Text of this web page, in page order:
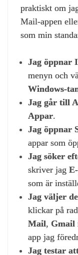
praktiskt om
Mail‑appen
som min
Jag öppnar
menyn och
Jag går till
Appar.
Jag öppnar
appar som
Jag söker
skriver jag
som är
Jag väljer
klickar på
Mail, Gmail
app jag
Jag testar